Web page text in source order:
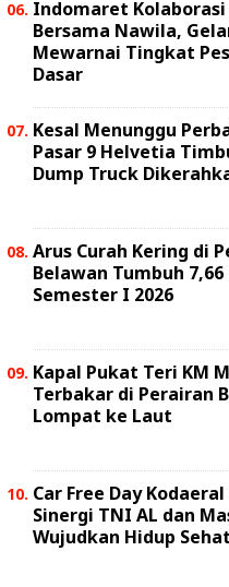
Indomaret Kolaborasi
Bersama Nawila,
Mewarnai Tingkat
Dasar
Kesal Menunggu
Pasar 9 Helvetia
Dump Truck
Arus Curah Kering di
Belawan Tumbuh
Semester I 2026
Kapal Pukat Teri KM
Terbakar di Perairan
Lompat ke Laut
Car Free Day
Sinergi TNI AL dan
Wujudkan Hidup Sehat